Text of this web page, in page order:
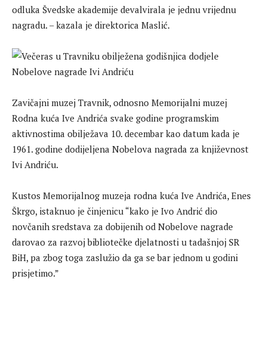
odluka Švedske akademije devalvirala je jednu vrijednu
nagradu. – kazala je direktorica Maslić.
Zavičajni muzej Travnik, odnosno Memorijalni muzej
Rodna kuća Ive Andrića svake godine programskim
aktivnostima obilježava 10. decembar kao datum kada je
1961. godine dodijeljena Nobelova nagrada za književnost
Ivi Andriću.
Kustos Memorijalnog muzeja rodna kuća Ive Andrića, Enes
Škrgo, istaknuo je činjenicu “kako je Ivo Andrić dio
novčanih sredstava za dobijenih od Nobelove nagrade
darovao za razvoj bibliotečke djelatnosti u tadašnjoj SR
BiH, pa zbog toga zaslužio da ga se bar jednom u godini
prisjetimo.”